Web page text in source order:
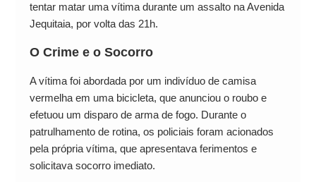
tentar matar uma vítima durante um assalto na Avenida
Jequitaia, por volta das 21h.
O Crime e o Socorro
A vítima foi abordada por um indivíduo de camisa
vermelha em uma bicicleta, que anunciou o roubo e
efetuou um disparo de arma de fogo. Durante o
patrulhamento de rotina, os policiais foram acionados
pela própria vítima, que apresentava ferimentos e
solicitava socorro imediato.